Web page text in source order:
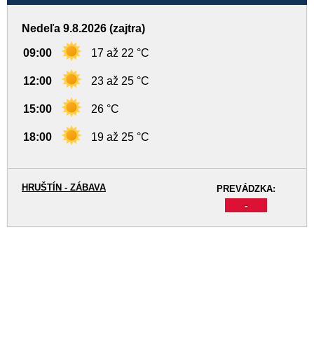
Nedeľa 9.8.2026 (zajtra)
09:00 17 až 22 °C
12:00 23 až 25 °C
15:00 26 °C
18:00 19 až 25 °C
PREVÁDZKA:
-
HRUŠTÍN - ZÁBAVA